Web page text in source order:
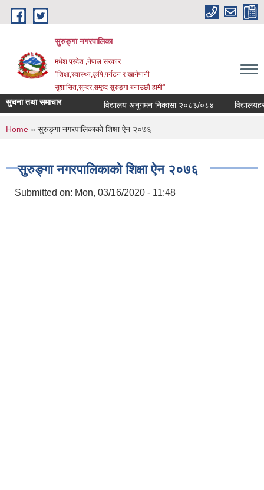
Skip to main content
सुरुङ्‍गा नगरपालिका
मधेश प्रदेश ,नेपाल सरकार
"शिक्षा,स्वास्थ्य,कृषि,पर्यटन र खानेपानी
सुशासित,सुन्दर,समृध्द सुरुङ्गा बनाउछौ हामी"
सुचना तथा समाचार विद्यालय अनुगमन निकासा २०८३/०८४
You are here
Home » सुरुङ्गा नगरपालिकाको शिक्षा ऐन २०७६
सुरुङ्गा नगरपालिकाको शिक्षा ऐन २०७६
Submitted on: Mon, 03/16/2020 - 11:48